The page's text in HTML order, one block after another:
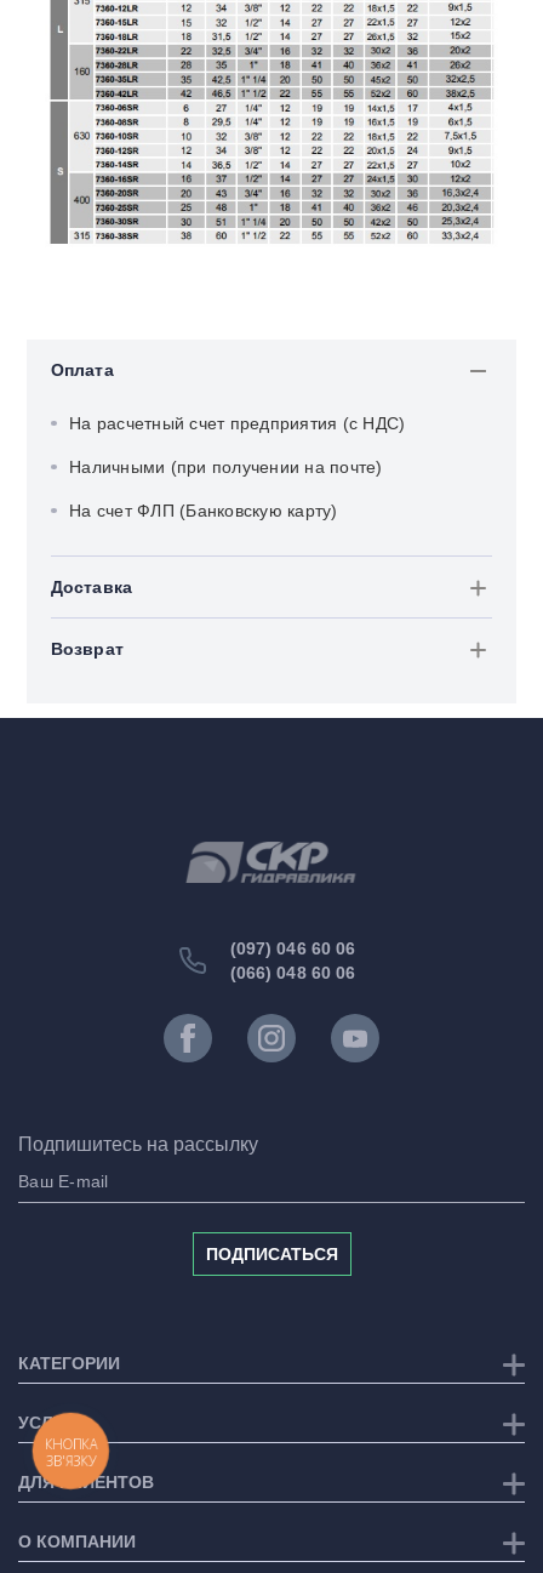
Оплата
На расчетный счет предприятия (с НДС)
Наличными (при получении на почте)
На счет ФЛП (Банковскую карту)
Доставка
Возврат
(097) 046 60 06
(066) 048 60 06
Подпишитесь на рассылку
ПОДПИСАТЬСЯ
КАТЕГОРИИ
УСЛУГИ
ДЛЯ КЛИЕНТОВ
О КОМПАНИИ
КНОПКА
ЗВ'ЯЗКУ